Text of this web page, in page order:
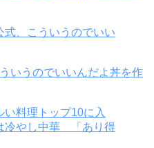
いうのでいいんだよ丼を作